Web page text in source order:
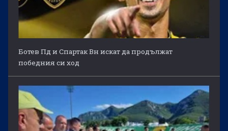
Ботев Пд и Спартак Вн искат да продължат
победния си ход